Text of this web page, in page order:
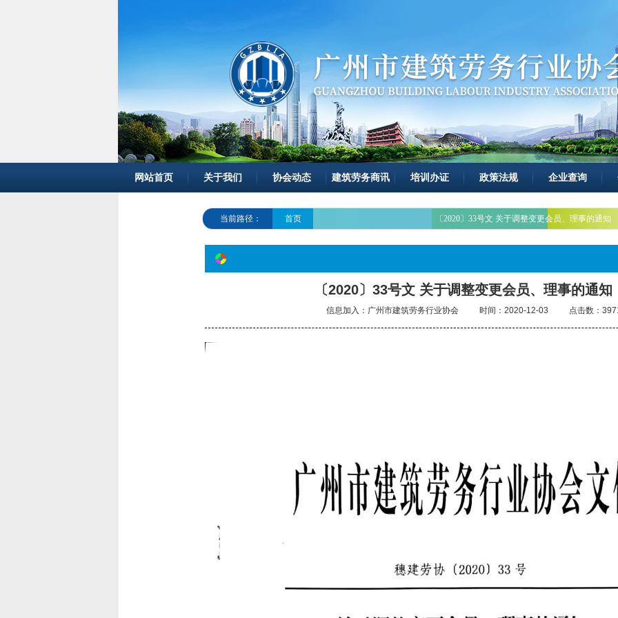
网站首页 关于我们 协会动态 建筑劳务商讯 培训办证 政策法规 企业查询
当前路径： 首页 〔2020〕33号文 关于调整变更会员、理事的通知
〔2020〕33号文 关于调整变更会员、理事的通知
信息加入：广州市建筑劳务行业协会 时间：2020-12-03 点击数：